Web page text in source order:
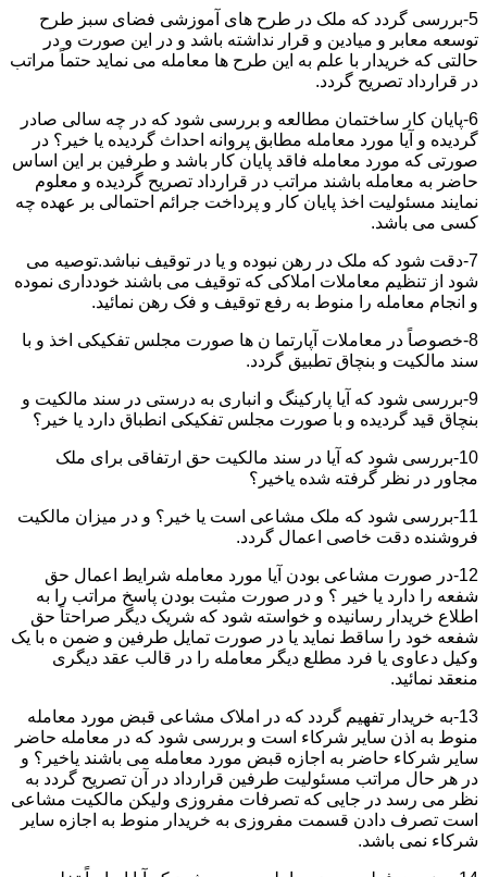
5-بررسی گردد که ملک در طرح های آموزشی فضای سبز طرح
توسعه معابر و میادین و قرار نداشته باشد و در این صورت و در
حالتی که خریدار با علم به این طرح ها معامله می نماید حتماً مراتب
در قرارداد تصریح گردد.
6-پایان کار ساختمان مطالعه و بررسی شود که در چه سالی صادر
گردیده و آیا مورد معامله مطابق پروانه احداث گردیده یا خیر؟ در
صورتی که مورد معامله فاقد پایان کار باشد و طرفین بر این اساس
حاضر به معامله باشند مراتب در قرارداد تصریح گردیده و معلوم
نمایند مسئولیت اخذ پایان کار و پرداخت جرائم احتمالی بر عهده چه
کسی می باشد.
7-دقت شود که ملک در رهن نبوده و یا در توقیف نباشد.توصیه می
شود از تنظیم معاملات املاکی که توقیف می باشند خودداری نموده
و انجام معامله را منوط به رفع توقیف و فک رهن نمائید.
8-خصوصاً در معاملات آپارتما ن ها صورت مجلس تفکیکی اخذ و با
سند مالکیت و بنچاق تطبیق گردد.
9-بررسی شود که آیا پارکینگ و انباری به درستی در سند مالکیت و
بنچاق قید گردیده و با صورت مجلس تفکیکی انطباق دارد یا خیر؟
10-بررسی شود که آیا در سند مالکیت حق ارتفاقی برای ملک
مجاور در نظر گرفته شده یاخیر؟
11-بررسی شود که ملک مشاعی است یا خیر؟ و در میزان مالکیت
فروشنده دقت خاصی اعمال گردد.
12-در صورت مشاعی بودن آیا مورد معامله شرایط اعمال حق
شفعه را دارد یا خیر ؟ و در صورت مثبت بودن پاسخ مراتب را به
اطلاع خریدار رسانیده و خواسته شود که شریک دیگر صراحتاً حق
شفعه خود را ساقط نماید یا در صورت تمایل طرفین و ضمن ه با یک
وکیل دعاوی یا فرد مطلع دیگر معامله را در قالب عقد دیگری
منعقد نمائید.
13-به خریدار تفهیم گردد که در املاک مشاعی قبض مورد معامله
منوط به اذن سایر شرکاء است و بررسی شود که در معامله حاضر
سایر شرکاء حاضر به اجازه قبض مورد معامله می باشند یاخیر؟ و
در هر حال مراتب مسئولیت طرفین قرارداد در آن تصریح گردد به
نظر می رسد در جایی که تصرفات مفروزی ولیکن مالکیت مشاعی
است تصرف دادن قسمت مفروزی به خریدار منوط به اجازه سایر
شرکاء نمی باشد.